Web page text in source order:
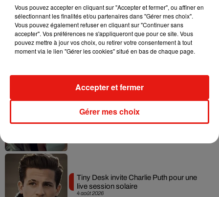
l'opportunité de représenter l'Islande au concours de la
chanson. De son côté, Pierce Brosnan jouera "le plus bel
homme d'Islande", le père du personnage de Will Ferrell.
Musique
Benny Blanco invite Selena Gomez et
Becky G sur son nouveau single
4 août 2026
Tiny Desk invite Charlie Puth pour une
live session solaire
Vous pouvez accepter en cliquant sur "Accepter et fermer", ou affiner en
sélectionnant les finalités et/ou partenaires dans "Gérer mes choix".
Vous pouvez également refuser en cliquant sur "Continuer sans
accepter". Vos préférences ne s'appliqueront que pour ce site. Vous
pouvez mettre à jour vos choix, ou retirer votre consentement à tout
moment via le lien "Gérer les cookies" situé en bas de chaque page.
Gérer mes choix
Accepter et fermer